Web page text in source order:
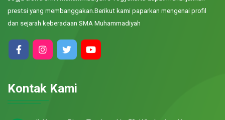
prestsi yang membanggakan.Berikut kami paparkan mengenai profil
dan sejarah keberadaan SMA Muhammadiyah
Kontak Kami